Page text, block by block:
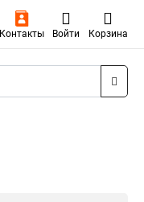
Контакты Войти Корзина